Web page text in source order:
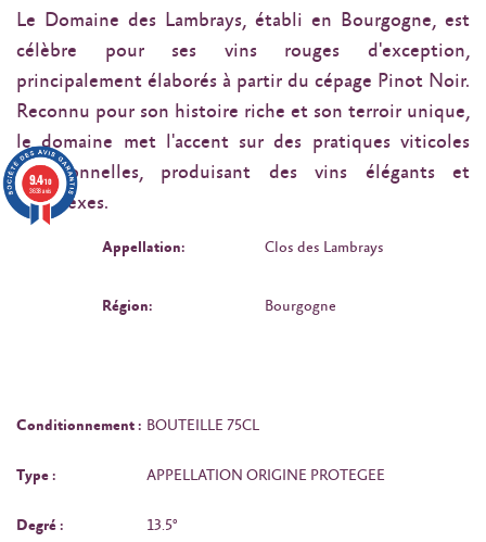
Le Domaine des Lambrays, établi en Bourgogne, est
célèbre pour ses vins rouges d'exception,
principalement élaborés à partir du cépage Pinot Noir.
Reconnu pour son histoire riche et son terroir unique,
le domaine met l'accent sur des pratiques viticoles
traditionnelles, produisant des vins élégants et
complexes.
Appellation: Clos des Lambrays
Région: Bourgogne
Conditionnement : BOUTEILLE 75CL
Type : APPELLATION ORIGINE PROTEGEE
Degré : 13.5°
9.4/10
3638 avis